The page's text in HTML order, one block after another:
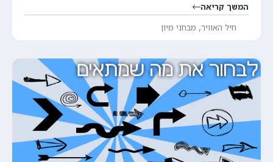
המשך קריאה
חיל האוויר, מבחני מיון